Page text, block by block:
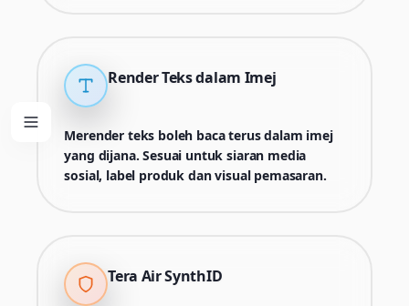
Render Teks dalam Imej
Merender teks boleh baca terus dalam imej
yang dijana. Sesuai untuk siaran media
sosial, label produk dan visual pemasaran.
Tera Air SynthID